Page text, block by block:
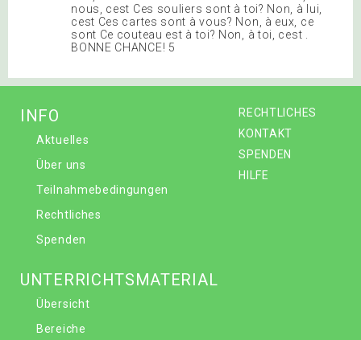
nous, cest Ces souliers sont à toi? Non, à lui,
cest Ces cartes sont à vous? Non, à eux, ce
sont Ce couteau est à toi? Non, à toi, cest .
BONNE CHANCE! 5
RECHTLICHES
KONTAKT
SPENDEN
HILFE
INFO
Aktuelles
Über uns
Teilnahmebedingungen
Rechtliches
Spenden
UNTERRICHTSMATERIAL
Übersicht
Bereiche